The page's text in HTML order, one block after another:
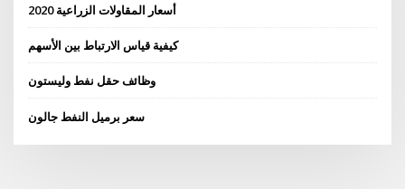
أسعار المقاولات الزراعية 2020
كيفية قياس الارتباط بين الأسهم
وظائف حقل نفط وليستون
سعر برميل النفط جالون